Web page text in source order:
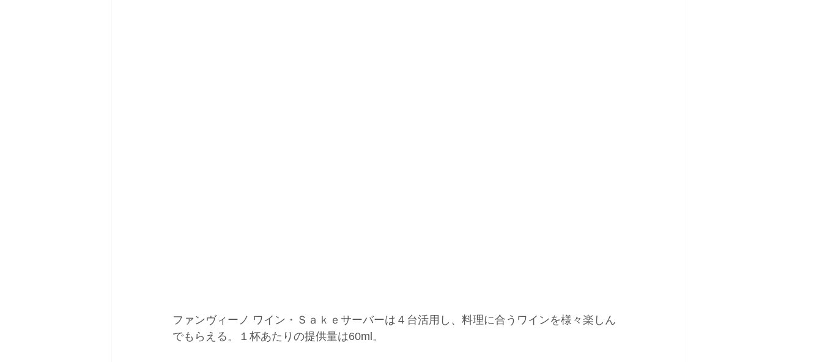
ファンヴィーノ ワイン・Ｓａｋｅサーバーは４台活用し、料理に合うワインを様々楽しん
でもらえる。１杯あたりの提供量は60ml。